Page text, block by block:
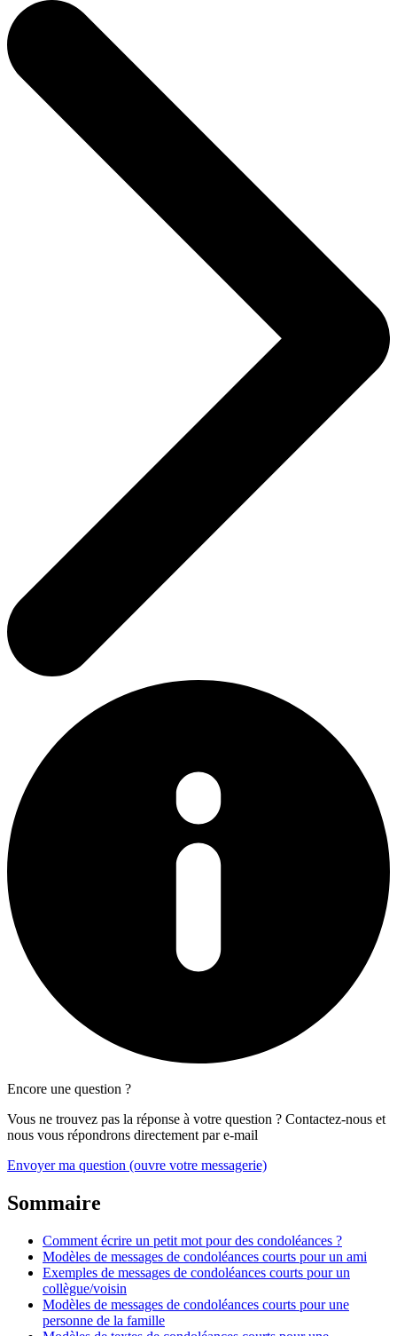
Encore une question ?
Vous ne trouvez pas la réponse à votre question ? Contactez-nous et
nous vous répondrons directement par e-mail
Envoyer ma question (ouvre votre messagerie)
Sommaire
Comment écrire un petit mot pour des condoléances ?
Modèles de messages de condoléances courts pour un ami
Exemples de messages de condoléances courts pour un
collègue/voisin
Modèles de messages de condoléances courts pour une
personne de la famille